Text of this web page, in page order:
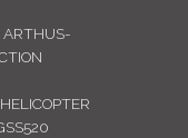
ARTHUS-